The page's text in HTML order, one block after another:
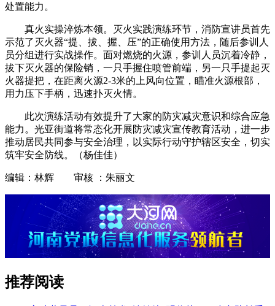
处置能力。
真火实操淬炼本领。灭火实践演练环节，消防宣讲员首先
示范了灭火器“提、拔、握、压”的正确使用方法，随后参训人
员分组进行实战操作。面对燃烧的火源，参训人员沉着冷静，
拔下灭火器的保险销，一只手握住喷管前端，另一只手提起灭
火器提把，在距离火源2-3米的上风向位置，瞄准火源根部，
用力压下手柄，迅速扑灭火情。
此次演练活动有效提升了大家的防灾减灾意识和综合应急
能力。光亚街道将常态化开展防灾减灾宣传教育活动，进一步
推动居民共同参与安全治理，以实际行动守护辖区安全，切实
筑牢安全防线。（杨佳佳）
编辑：林辉 审核 ：朱丽文
推荐阅读